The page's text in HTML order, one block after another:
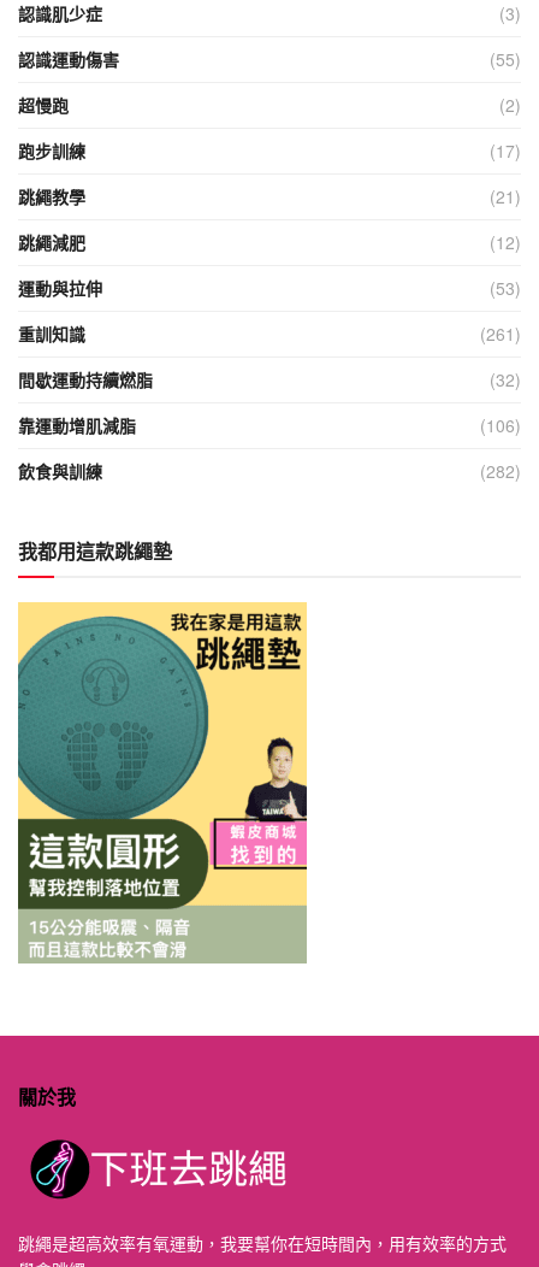
認識肌少症
(3)
認識運動傷害
(55)
超慢跑
(2)
跑步訓練
(17)
跳繩教學
(21)
跳繩減肥
(12)
運動與拉伸
(53)
重訓知識
(261)
間歇運動持續燃脂
(32)
靠運動增肌減脂
(106)
飲食與訓練
(282)
我都用這款跳繩墊
關於我
跳繩是超高效率有氧運動，我要幫你在短時間內，用有效率的方式